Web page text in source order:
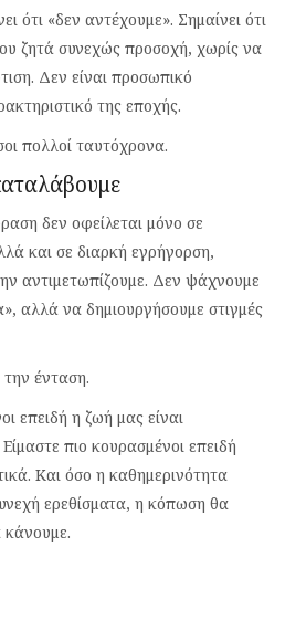
ότι «δεν αντέχουμε». Σημαίνει ότι
ζητά συνεχώς προσοχή, χωρίς να
Δεν είναι προσωπικό
της εποχής.
πολλοί ταυτόχρονα.
δεν οφείλεται μόνο σε
και σε διαρκή εγρήγορση,
αντιμετωπίζουμε. Δεν ψάχνουμε
αλλά να δημιουργήσουμε στιγμές
ένταση.
επειδή η ζωή μας είναι
πιο κουρασμένοι επειδή
Και όσο η καθημερινότητα
ερεθίσματα, η κόπωση θα
κάνουμε.